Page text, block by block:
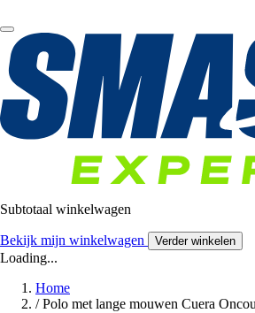
Subtotaal winkelwagen
Bekijk mijn winkelwagen Verder winkelen
Loading...
Home
/ Polo met lange mouwen Cuera